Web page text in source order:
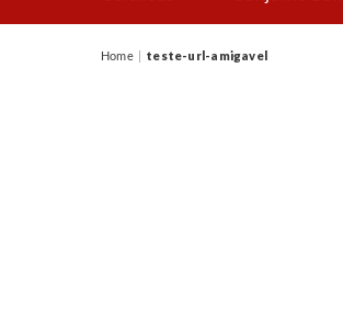
teste-url-amigavel